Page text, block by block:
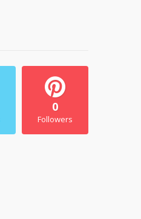
0
Followers